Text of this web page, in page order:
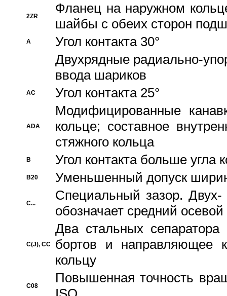
2ZR
Фланец на наружном
шайбы с обеих сторон
A
Угол контакта 30°
Двухрядные радиально-
ввода шариков
AC Угол контакта 25°
ADA
Модифицированные
кольце; составное
стяжного кольца
B Угол контакта больше угла
B20 Уменьшенный допуск
C...
Специальный зазор.
обозначает средний
C(J), CC
Два стальных сепаратора
бортов и направляющее
кольцу
C08
Повышенная точность